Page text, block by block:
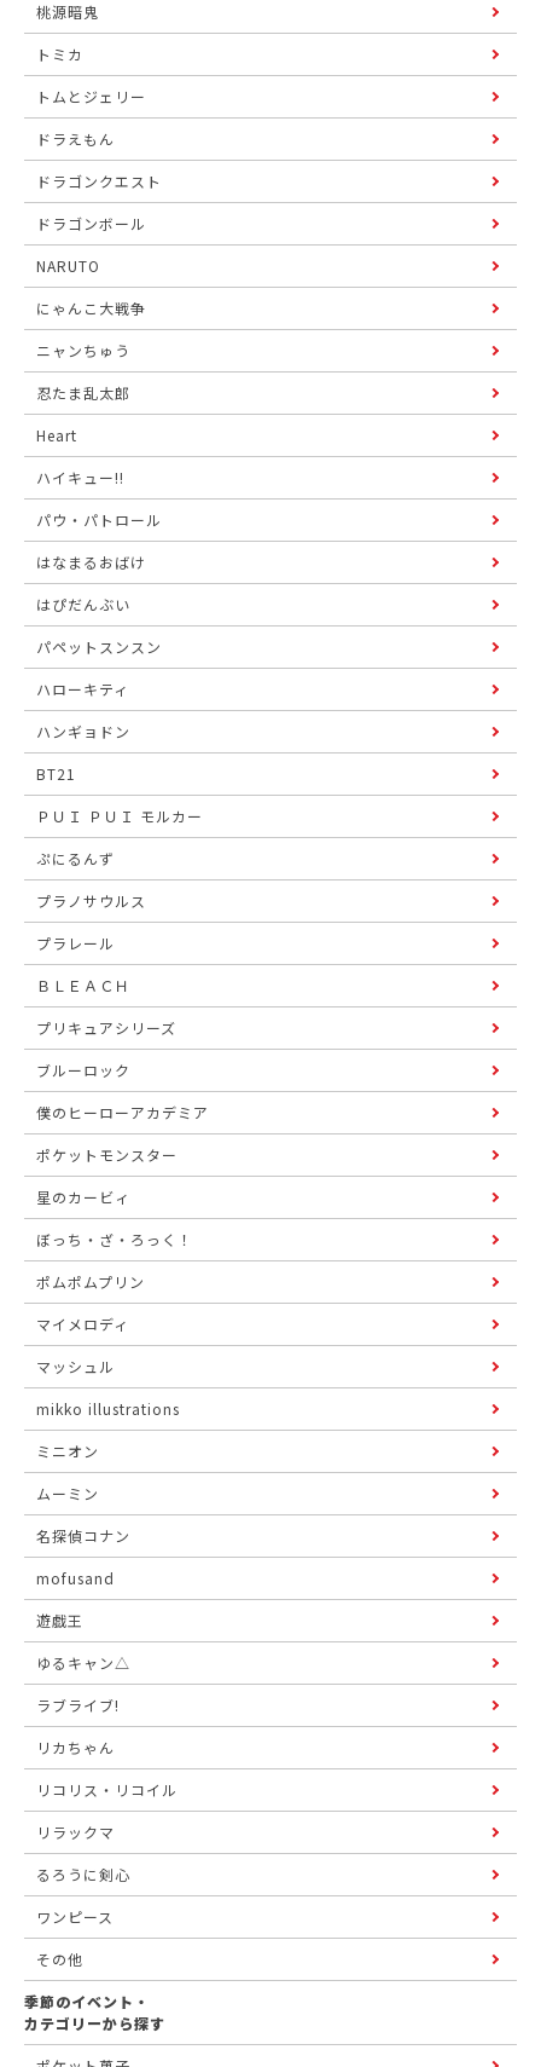
桃源暗鬼
トミカ
トムとジェリー
ドラえもん
ドラゴンクエスト
ドラゴンボール
NARUTO
にゃんこ大戦争
ニャンちゅう
忍たま乱太郎
Heart
ハイキュー!!
パウ・パトロール
はなまるおばけ
はぴだんぶい
パペットスンスン
ハローキティ
ハンギョドン
BT21
ＰＵＩ ＰＵＩ モルカー
ぷにるんず
プラノサウルス
プラレール
ＢＬＥＡＣＨ
プリキュアシリーズ
ブルーロック
僕のヒーローアカデミア
ポケットモンスター
星のカービィ
ぼっち・ざ・ろっく！
ポムポムプリン
マイメロディ
マッシュル
mikko illustrations
ミニオン
ムーミン
名探偵コナン
mofusand
遊戯王
ゆるキャン△
ラブライブ!
リカちゃん
リコリス・リコイル
リラックマ
るろうに剣心
ワンピース
その他
季節のイベント・
カテゴリーから探す